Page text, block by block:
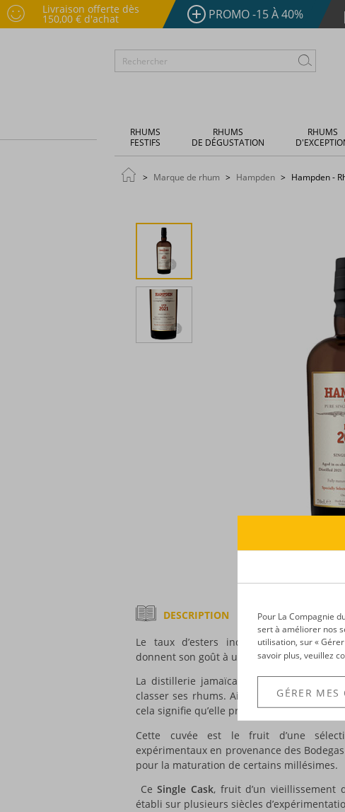
Livraison offerte dès
150,00 € d'achat PROMO -15 À 40%
RHUMS
FESTIFS
RHUMS
DE DÉGUSTATION
RHUMS
Marque de rhum Hampden Hampden -
DESCRIPTION
Le taux d’esters indique la
donnent son goût à un rhum.
La distillerie jamaïcaine Hampdena
classer ses rhums. Ainsi la cuvée que
cela signifie qu’elle présente un taux
Cette cuvée est le fruit d’une
expérimentaux en provenance des
pour la maturation de certains millésimes.
CeSingle Cask, fruit d’un vieillissement
établi sur plusieurs siècles
Pour La Compagnie
sert à améliorer nos
utilisation, sur «
savoir plus, veuillez
GÉRER MES